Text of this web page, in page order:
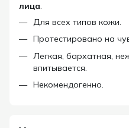
лица.
Для всех типов кожи.
Протестировано на
Легкая, бархатная,
впитывается.
Некомендогенно.